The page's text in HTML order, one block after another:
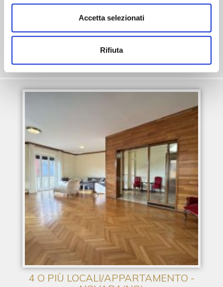
Accetta selezionati
Rifiuta
€ 125.400
4 O PIÙ LOCALI/APPARTAMENTO -